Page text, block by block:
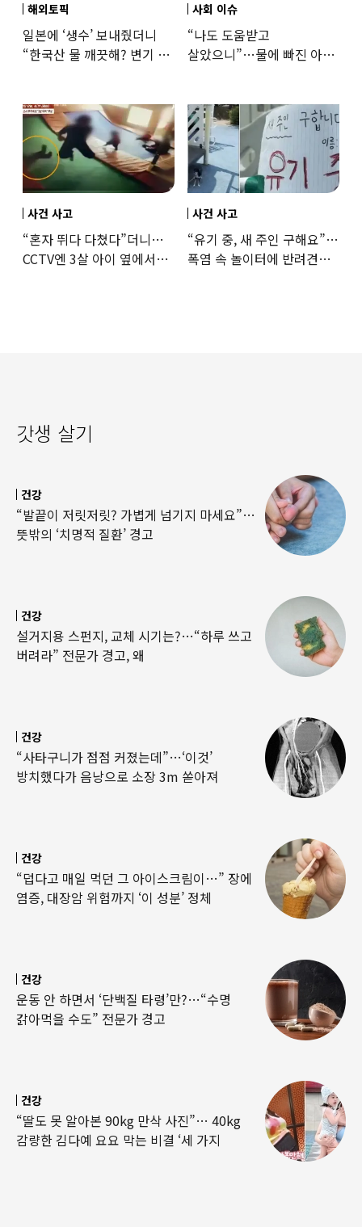
해외토픽
일본에 ‘생수’ 보내줬더니
“한국산 물 깨끗해? 변기 물
사회 이슈
“나도 도움받고
살았으니”…물에 빠진 아이
사건 사고
“혼자 뛰다 다쳤다”더니…
CCTV엔 3살 아이 옆에서
사건 사고
“유기 중, 새 주인 구해요”…
폭염 속 놀이터에 반려견
갓생 살기
건강
“발끝이 저릿저릿? 가볍게 넘기지 마세요”…
뜻밖의 ‘치명적 질환’ 경고
건강
설거지용 스펀지, 교체 시기는?…“하루 쓰고
버려라” 전문가 경고, 왜
건강
“사타구니가 점점 커졌는데”…‘이것’
방치했다가 음낭으로 소장 3m 쏟아져
건강
“덥다고 매일 먹던 그 아이스크림이…” 장에
염증, 대장암 위험까지 ‘이 성분’ 정체
건강
운동 안 하면서 ‘단백질 타령’만?…“수명
갉아먹을 수도” 전문가 경고
건강
“딸도 못 알아본 90kg 만삭 사진”… 40kg
감량한 김다예 요요 막는 비결 ‘세 가지